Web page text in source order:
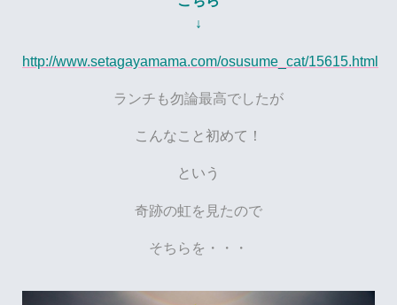
↓
http://www.setagayamama.com/osusume_cat/15615.html
ランチも勿論最高でしたが
こんなこと初めて！
という
奇跡の虹を見たので
そちらを・・・